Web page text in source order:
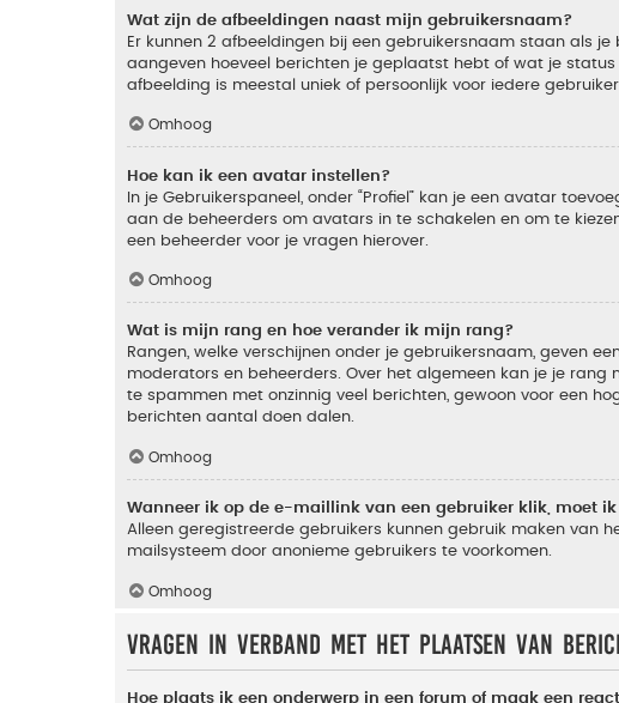
Wat zijn de afbeeldingen naast mijn gebruikersnaam?
Er kunnen 2 afbeeldingen bij een gebruikersnaam staan als
aangeven hoeveel berichten je geplaatst hebt of wat je
afbeelding is meestal uniek of persoonlijk voor iedere
Omhoog
Hoe kan ik een avatar instellen?
In je Gebruikerspaneel, onder “Profiel” kan je een avatar
aan de beheerders om avatars in te schakelen en om te
een beheerder voor je vragen hierover.
Omhoog
Wat is mijn rang en hoe verander ik mijn rang?
Rangen, welke verschijnen onder je gebruikersnaam, geven
moderators en beheerders. Over het algemeen kan je je rang
te spammen met onzinnig veel berichten, gewoon voor een
berichten aantal doen dalen.
Omhoog
Wanneer ik op de e-maillink van een gebruiker klik, moet
Alleen geregistreerde gebruikers kunnen gebruik maken van
mailsysteem door anonieme gebruikers te voorkomen.
Omhoog
Vragen in verband met het plaatsen van
Hoe plaats ik een onderwerp in een forum of maak een